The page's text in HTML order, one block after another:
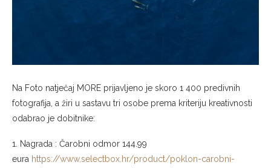
Na Foto natječaj MORE prijavljeno je skoro 1 400 predivnih
fotografija, a žiri u sastavu tri osobe prema kriteriju kreativnosti
odabrao je dobitnike:
1. Nagrada : Čarobni odmor 144.99
eura https://www.selectbox.hr/product/poklon-carobni-